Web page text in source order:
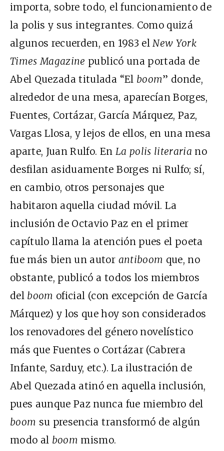
importa, sobre todo, el funcionamiento de
la polis y sus integrantes. Como quizá
algunos recuerden, en 1983 elNew York
Times Magazine publicó una portada de
Abel Quezada titulada “El boom” donde,
alrededor de una mesa, aparecían Borges,
Fuentes, Cortázar, García Márquez, Paz,
Vargas Llosa, y lejos de ellos, en una mesa
aparte, Juan Rulfo. En La polis literaria no
desfilan asiduamente Borges ni Rulfo; sí,
en cambio, otros personajes que
habitaron aquella ciudad móvil. La
inclusión de Octavio Paz en el primer
capítulo llama la atención pues el poeta
fue más bien un autor antiboom que, no
obstante, publicó a todos los miembros
del boom oficial (con excepción de García
Márquez) y los que hoy son considerados
los renovadores del género novelístico
más que Fuentes o Cortázar (Cabrera
Infante, Sarduy, etc.). La ilustración de
Abel Quezada atinó en aquella inclusión,
pues aunque Paz nunca fue miembro del
boom su presencia transformó de algún
modo al boom mismo.